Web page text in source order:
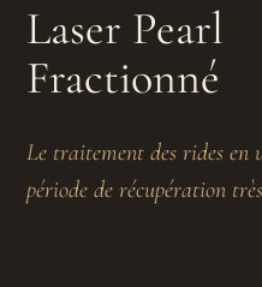
Laser Pearl
Fractionné
Le traitement des rides en
période de récupération